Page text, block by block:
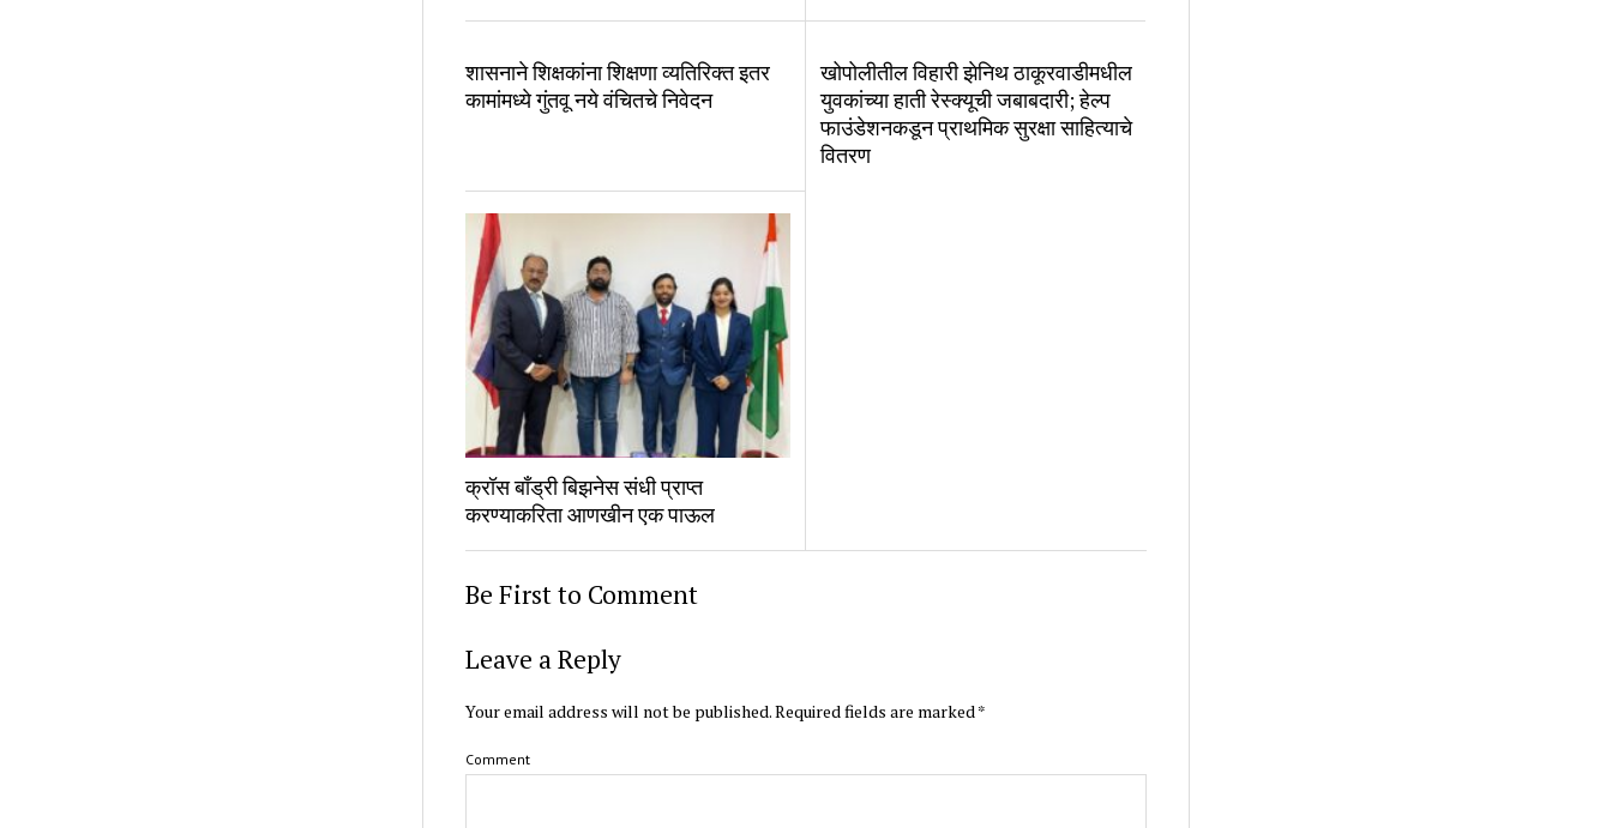
शासनाने शिक्षकांना शिक्षणा व्यतिरिक्त इतर
कामांमध्ये गुंतवू नये वंचितचे निवेदन
खोपोलीतील विहारी झेनिथ ठाकूरवाडीमधील
युवकांच्या हाती रेस्क्यूची जबाबदारी; हेल्प
फाउंडेशनकडून प्राथमिक सुरक्षा साहित्याचे
वितरण
क्रॉस बाँड्री बिझनेस संधी प्राप्त
करण्याकरिता आणखीन एक पाऊल
Be First to Comment
Leave a Reply
Your email address will not be published.Required fields are marked*
Comment